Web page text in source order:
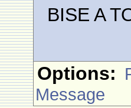
BISE A
Options:
Message